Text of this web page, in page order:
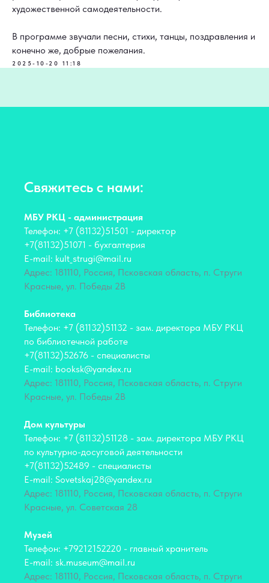
художественной самодеятельности.
В программе звучали песни, стихи, танцы, поздравления и
конечно же, добрые пожелания.
2025-10-20 11:18
Свяжитесь с нами:
МБУ РКЦ - администрация
Телефон: +7 (81132)51501 - директор
+7(81132)51071 - бухгалтерия
E-mail: kult_strugi@mail.ru
Адрес: 181110, Россия, Псковская область, п. Струги
Красные, ул. Победы 2В
Библиотека
Телефон: +7 (81132)51132 - зам. директора МБУ РКЦ
по библиотечной работе
+7(81132)52676 - специалисты
E-mail: booksk@yandex.ru
Адрес: 181110, Россия, Псковская область, п. Струги
Красные, ул. Победы 2В
Дом культуры
Телефон: +7 (81132)51128 - зам. директора МБУ РКЦ
по культурно-досуговой деятельности
+7(81132)52489 - специалисты
E-mail: Sovetskaj28@yandex.ru
Адрес: 181110, Россия, Псковская область, п. Струги
Красные, ул. Советская 28
Музей
Телефон: +79212152220 - главный хранитель
E-mail: sk.museum@mail.ru
Адрес: 181110, Россия, Псковская область, п. Струги